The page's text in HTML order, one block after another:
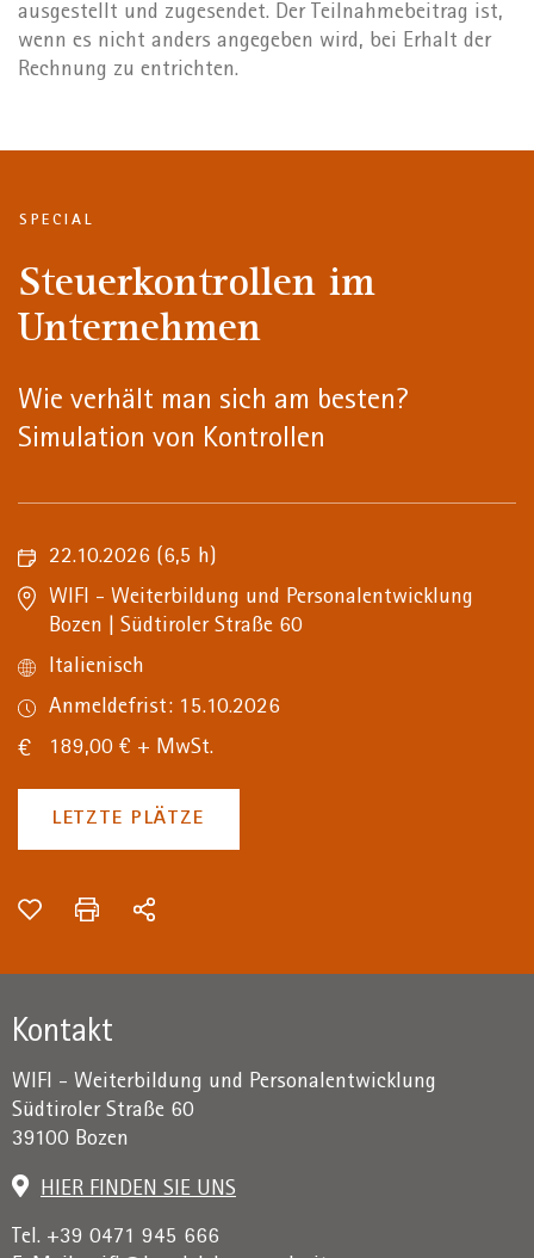
ausgestellt und zugesendet. Der Teilnahmebeitrag ist,
wenn es nicht anders angegeben wird, bei Erhalt der
Rechnung zu entrichten.
SPECIAL
Steuerkontrollen im
Unternehmen
Wie verhält man sich am besten?
Simulation von Kontrollen
22.10.2026 (6,5 h)
WIFI - Weiterbildung und Personalentwicklung
Bozen | Südtiroler Straße 60
Italienisch
Anmeldefrist: 15.10.2026
189,00 € + MwSt.
LETZTE PLÄTZE
Kontakt
WIFI - Weiterbildung und Personalentwicklung
Südtiroler Straße 60
39100 Bozen
HIER FINDEN SIE UNS
Tel. +39 0471 945 666